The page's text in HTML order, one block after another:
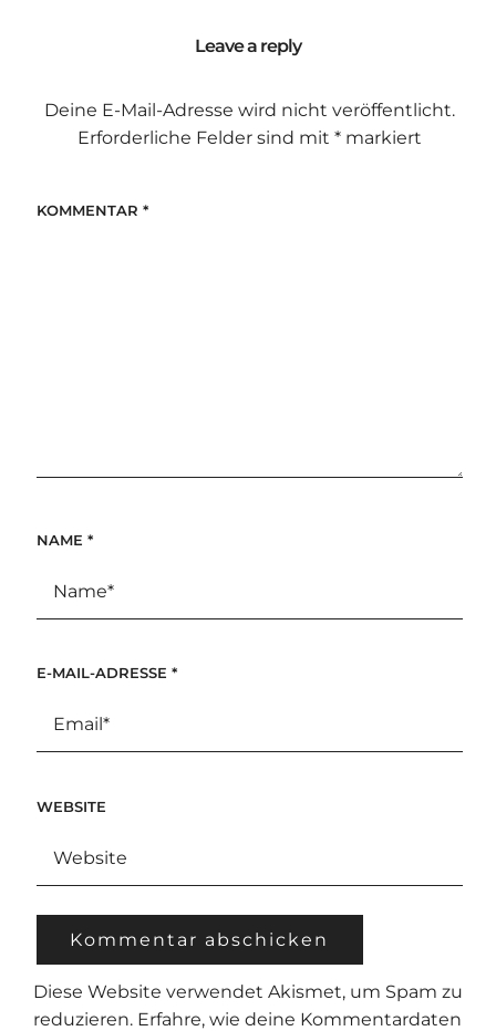
Leave a reply
Deine E-Mail-Adresse wird nicht veröffentlicht.
Erforderliche Felder sind mit *markiert
KOMMENTAR *
NAME *
E-MAIL-ADRESSE *
WEBSITE
Diese Website verwendet Akismet, um Spam zu
reduzieren. Erfahre, wie deine Kommentardaten